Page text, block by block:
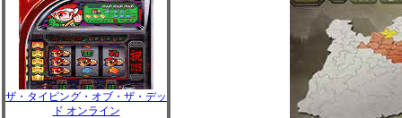
ザ・タイピング・オブ・ザ・デッ
ド オンライン